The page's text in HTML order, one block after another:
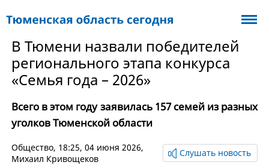
В Тюмени назвали победителей
регионального этапа конкурса
«Семья года – 2026»
Всего в этом году заявилась 157 семей из разных
уголков Тюменской области
Общество, 18:25, 04 июня 2026,
Михаил Кривощеков
Слушать новость